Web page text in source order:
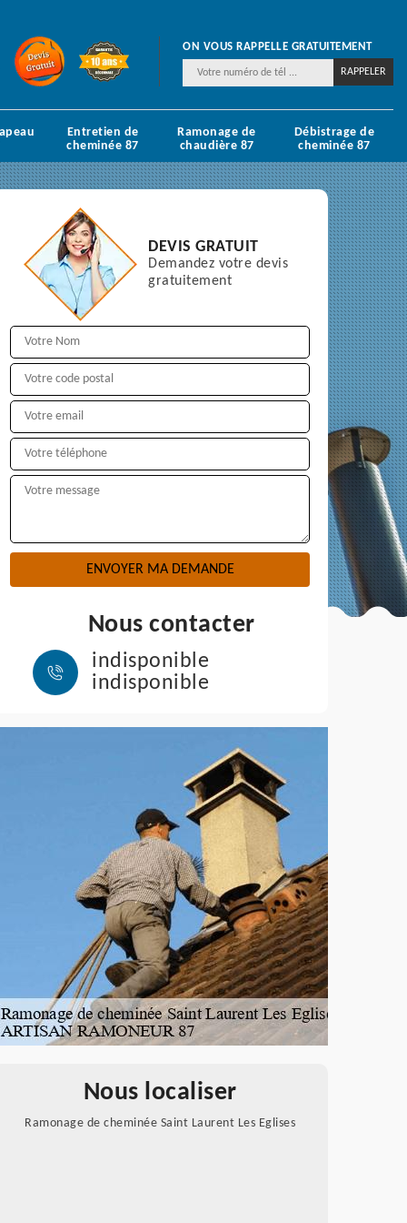
ON VOUS RAPPELLE GRATUITEMENT
Entretien de
cheminée 87
Ramonage de
chaudière 87
Débistrage de
cheminée 87
DEVIS GRATUIT
Demandez votre devis
gratuitement
Nous contacter
indisponible
indisponible
Nous localiser
Ramonage de cheminée Saint Laurent Les Eglises